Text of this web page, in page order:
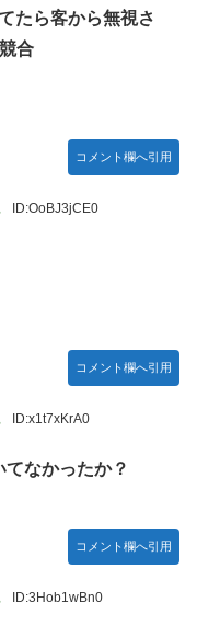
たら客から無視さ
合
コメント欄へ引用
ID:OoBJ3jCE0
コメント欄へ引用
ID:x1t7xKrA0
なかったか？
コメント欄へ引用
ID:3Hob1wBn0